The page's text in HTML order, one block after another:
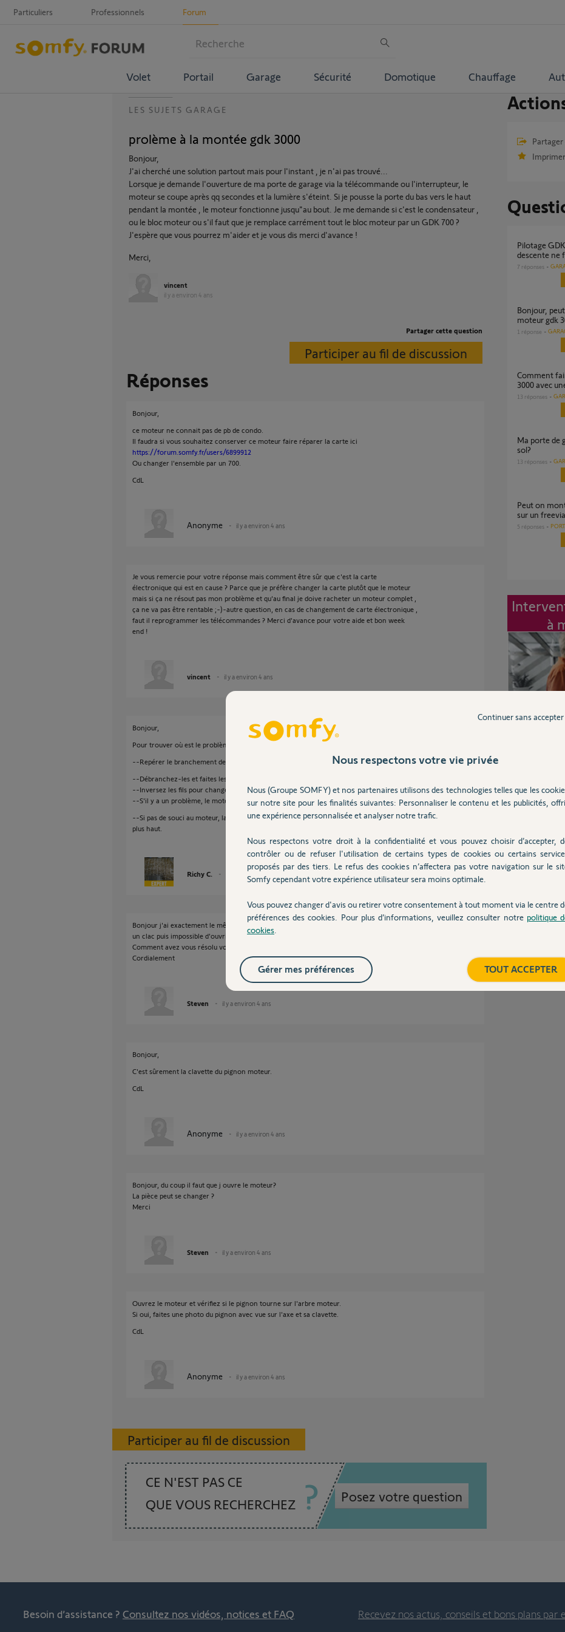
Particuliers Professionnels Forum
Volet Portail Garage Sécurité Domotique Chauffage
LES SUJETS GARAGE
prolème à la montée gdk 3000
Bonjour,
J'ai cherché une solution partout mais pour l'instant , je n'ai pas trouvé...
Lorsque je demande l'ouverture de ma porte de garage via la télécommande ou l'interrupteur, le
moteur se coupe après qq secondes et la lumière s'éteint. Si je pousse la porte du bas vers le haut
pendant la montée , le moteur fonctionne jusqu"au bout. Je me demande si c'est le condensateur ,
ou le bloc moteur ou s'il faut que je remplace carrément tout le bloc moteur par un GDK 700 ?
J'espère que vous pourrez m'aider et je vous dis merci d'avance !
Merci,
vincent
il y a environ 4 ans
Partager cette question
Participer au fil de discussion
Réponses
Bonjour,
ce moteur ne connait pas de pb de condo.
Il faudra si vous souhaitez conserver ce moteur faire réparer la carte ici
https://forum.somfy.fr/users/6899912
Ou changer l'ensemble par un 700.
CdL
Anonyme il y a environ 4 ans
Je vous remercie pour votre réponse mais comment être sûr que c'est la carte
électronique qui est en cause ? Parce que je préfère changer la carte plutôt que le moteur
mais si ça ne résout pas mon problème et qu'au final je doive racheter un moteur complet ,
ça ne va pas être rentable ;-)-autre question, en cas de changement de carte électronique ,
faut il reprogrammer les télécommandes ? Merci d'avance pour votre aide et bon week
end !
vincent il y a environ 4 ans
Bonjour,
Pour trouver où est le problème, carte ou moteur :
--Repérer le branchement des deux fils du moteur électrique.
--Débranchez-les et faites les toucher sur le + et - d'une batterie de perceuse.
--Inversez les fils pour changer de sens, faites 2, 3 ouvertures /fermetures.
--S'il y a un problème, le moteur est certainement en cause, mais peut se réparer.
--Si pas de souci au moteur, la carte est en cause et pour sa réparation, vous avez l'info
plus haut.
Richy C. il y a environ 4 ans
Bonjour j'ai exactement le même problème que vous. C'est apparu en fermant, j'ai entendu
un clac puis impossible d'ouvrir la porte sans l'aider en la soulevant.
Comment avez vous résolu votre problème ?
Cordialement
Steven il y a environ 4 ans
Bonjour,
C'est sûrement la clavette du pignon moteur.
CdL
Anonyme il y a environ 4 ans
Bonjour, du coup il faut que j ouvre le moteur?
La pièce peut se changer ?
Merci
Steven il y a environ 4 ans
Ouvrez le moteur et vérifiez si le pignon tourne sur l'arbre moteur.
Si oui, faites une photo du pignon avec vue sur l'axe et sa clavette.
CdL
Anonyme il y a environ 4 ans
Participer au fil de discussion
CE N'EST PAS CE
QUE VOUS RECHERCHEZ
Posez votre question
Imprimer
Pilotage GDK3000 & 4000 en monté /
descente ne
7 réponses
bonjour, peut on remplacer une tete de
moteur gdk
1 réponse
Comment faire fonctionner le moteur GDK
3000 avec
13 réponses
Ma porte de garage ne descend pas jusqu'au
sol?
13 réponses
Peut on monter un moteur gdk 3000 /4000
sur un
5 réponses
à
Besoin d’assistance ? Consultez nos vidéos, notices et FAQ Recevez nos actus, conseils et bons plans par
Nous respectons votre vie privée
Nous (Groupe SOMFY) et nos partenaires utilisons des technologies telles que les
sur notre site pour les finalités suivantes: Personnaliser le contenu et les publicités,
une expérience personnalisée et analyser notre trafic.
Nous respectons votre droit à la confidentialité et vous pouvez choisir d’accepter,
contrôler ou de refuser l'utilisation de certains types de cookies ou certains
proposés par des tiers. Le refus des cookies n’affectera pas votre navigation sur le
Somfy cependant votre expérience utilisateur sera moins optimale.
Vous pouvez changer d'avis ou retirer votre consentement à tout moment via le centre
préférences des cookies. Pour plus d’informations, veuillez consulter notre politique
cookies
Continuer sans
TOUT ACCEPTER
Gérer mes préférences